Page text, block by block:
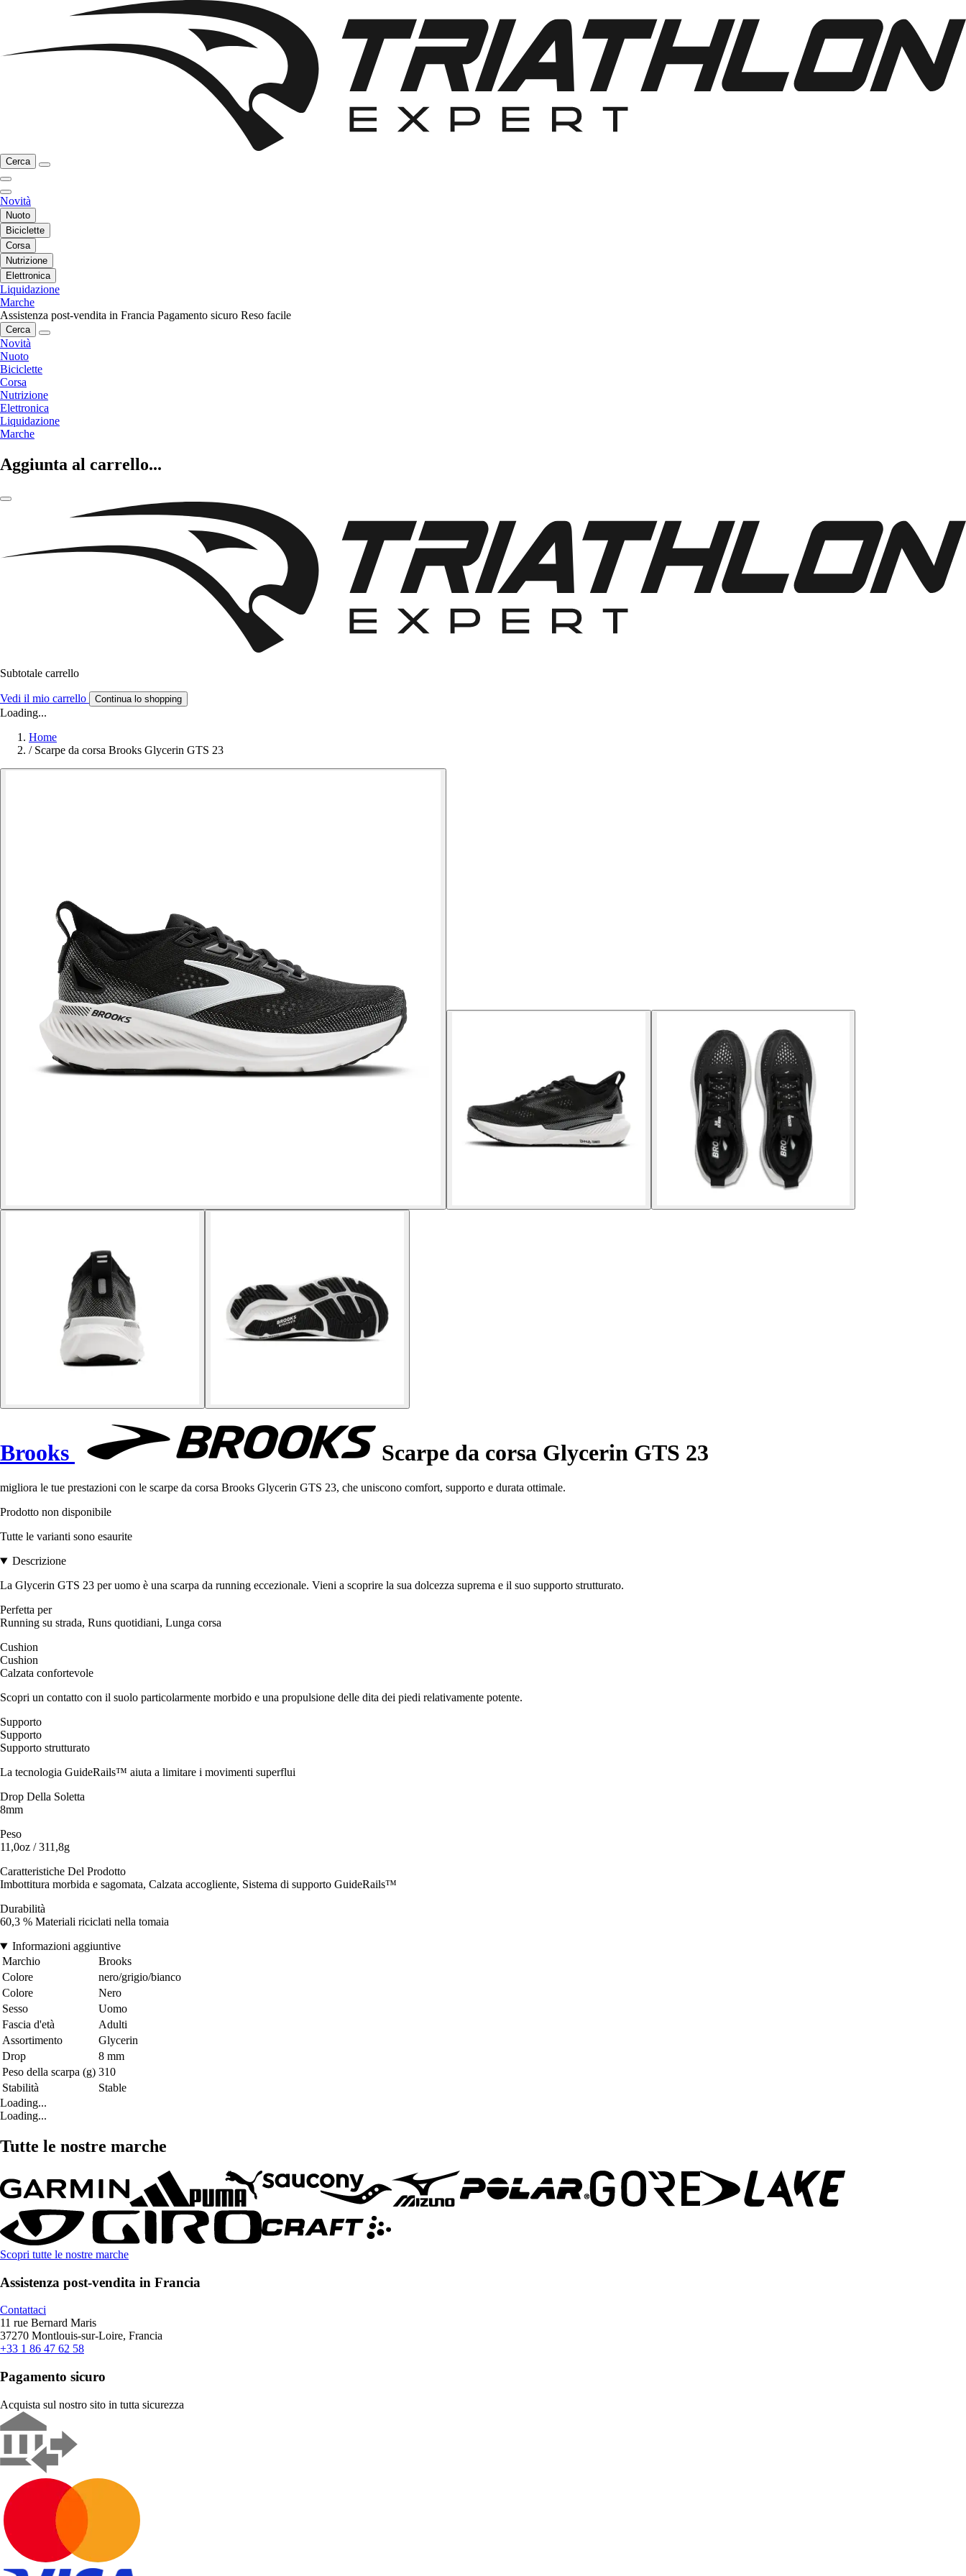
Cerca
Novità
Nuoto
Biciclette
Corsa
Nutrizione
Elettronica
Liquidazione
Marche
Assistenza post-vendita in Francia Pagamento sicuro Reso facile
Cerca
Novità
Nuoto
Biciclette
Corsa
Nutrizione
Elettronica
Liquidazione
Marche
Aggiunta al carrello...
Subtotale carrello
Vedi il mio carrello Continua lo shopping
Loading...
Home
/ Scarpe da corsa Brooks Glycerin GTS 23
Brooks Scarpe da corsa Glycerin GTS 23
migliora le tue prestazioni con le scarpe da corsa Brooks Glycerin GTS 23, che uniscono comfort, supporto e durata ottimale.
Prodotto non disponibile
Tutte le varianti sono esaurite
Descrizione
La Glycerin GTS 23 per uomo è una scarpa da running eccezionale. Vieni a scoprire la sua dolcezza suprema e il suo supporto strutturato.
Perfetta per
Running su strada, Runs quotidiani, Lunga corsa
Cushion
Cushion
Calzata confortevole
Scopri un contatto con il suolo particolarmente morbido e una propulsione delle dita dei piedi relativamente potente.
Supporto
Supporto
Supporto strutturato
La tecnologia GuideRails™ aiuta a limitare i movimenti superflui
Drop Della Soletta
8mm
Peso
11,0oz / 311,8g
Caratteristiche Del Prodotto
Imbottitura morbida e sagomata, Calzata accogliente, Sistema di supporto GuideRails™
Durabilità
60,3 % Materiali riciclati nella tomaia
Informazioni aggiuntive
Marchio
Brooks
Colore
nero/grigio/bianco
Colore
Nero
Sesso
Uomo
Fascia d'età
Adulti
Assortimento
Glycerin
Drop
8 mm
Peso della scarpa (g) 310
Stabilità
Stable
Loading...
Loading...
Tutte le nostre marche
Scopri tutte le nostre marche
Assistenza post-vendita in Francia
Contattaci
11 rue Bernard Maris
37270 Montlouis-sur-Loire, Francia
+33 1 86 47 62 58
Pagamento sicuro
Acquista sul nostro sito in tutta sicurezza